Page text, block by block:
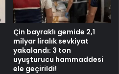
Çin bayraklı gemide 2,1
milyar liralık sevkiyat
yakalandı: 3 ton
uyuşturucu hammaddesi
ele geçirildi!